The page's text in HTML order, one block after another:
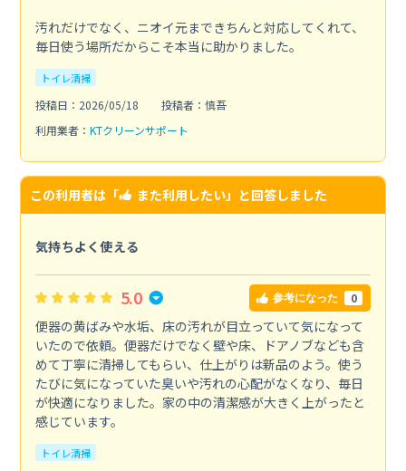
汚れだけでなく、ニオイ元まできちんと対応してくれて、
毎日使う場所だからこそ本当に助かりました。
トイレ清掃
投稿日：2026/05/18
投稿者：慎吾
利用業者： KTクリーンサポート
この利用者は「 また利用したい」と回答しました
気持ちよく使える
5.0 参考になった 0
便器の黄ばみや水垢、床の汚れが目立っていて気になって
いたので依頼。便器だけでなく壁や床、ドアノブなども含
めて丁寧に清掃してもらい、仕上がりは新品のよう。使う
たびに気になっていた臭いや汚れの心配がなくなり、毎日
が快適になりました。家の中の清潔感が大きく上がったと
感じています。
トイレ清掃